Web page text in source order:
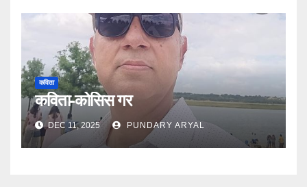
कविता
कविता-कोसिस गर
DEC 11, 2025 PUNDARY ARYAL